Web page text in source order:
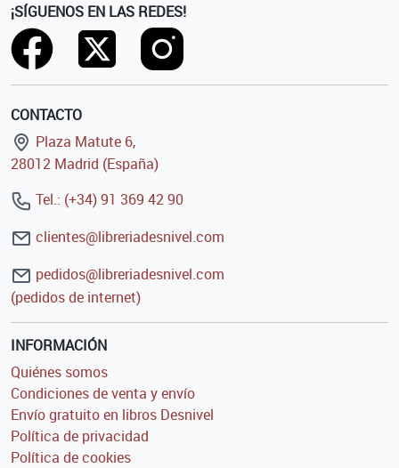
¡SÍGUENOS EN LAS REDES!
CONTACTO
Plaza Matute 6,
28012 Madrid (España)
Tel.: (+34) 91 369 42 90
clientes@libreriadesnivel.com
pedidos@libreriadesnivel.com
(pedidos de internet)
INFORMACIÓN
Quiénes somos
Condiciones de venta y envío
Envío gratuito en libros Desnivel
Política de privacidad
Política de cookies